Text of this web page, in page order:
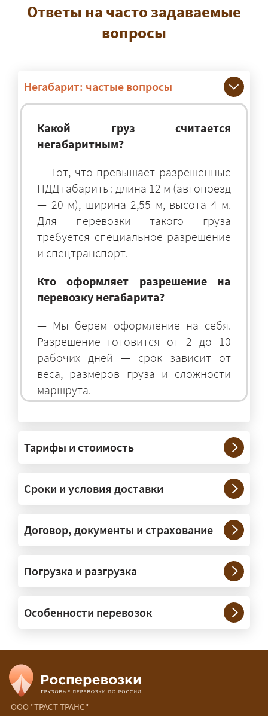
Ответы на часто задаваемые
вопросы
Негабарит: частые вопросы
Какой груз считается
негабаритным?
— Тот, что превышает разрешённые
ПДД габариты: длина 12 м (автопоезд
— 20 м), ширина 2,55 м, высота 4 м.
Для перевозки такого груза
требуется специальное разрешение
и спецтранспорт.
Кто оформляет разрешение на
перевозку негабарита?
— Мы берём оформление на себя.
Разрешение готовится от 2 до 10
рабочих дней — срок зависит от
веса, размеров груза и сложности
маршрута.
— На тралах и низкорамниках —
платформах, рассчитанных на
крупногабаритную технику и
конструкции. Транспорт подбираем
под конкретные размеры и вес груза.
сопровождение?
организуем. Потребность в машинах
прикрытия зависит от габаритов
груза и маршрута; это определяется
Сколько стоит перевозка
негабарита?
Тарифы и стоимость
Сроки и условия доставки
Договор, документы и страхование
Погрузка и разгрузка
Особенности перевозок
ООО "ТРАСТ ТРАНС"